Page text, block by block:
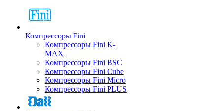
Компрессоры Fini
Компрессоры Fini K-
MAX
Компрессоры Fini BSC
Компрессоры Fini Cube
Компрессоры Fini Micro
Компрессоры Fini PLUS